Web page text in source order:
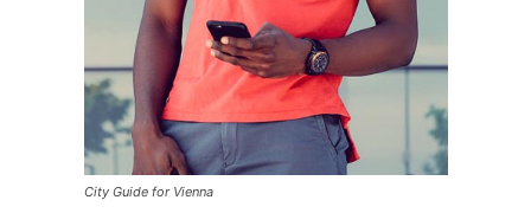
City Guide for Vienna